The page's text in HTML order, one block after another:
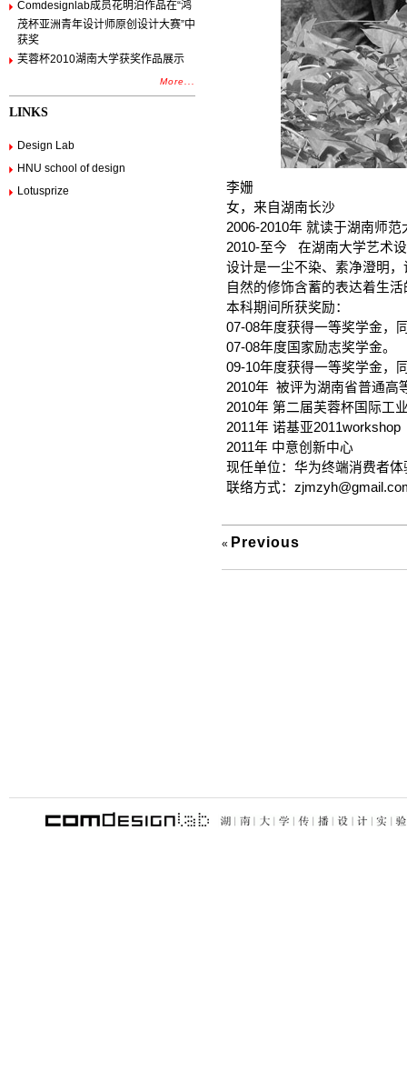
Comdesignlab成员花明泊作品在“鸿
茂杯亚洲青年设计师原创设计大赛”中
获奖
芙蓉杯2010湖南大学获奖作品展示
More...
LINKS
Design Lab
HNU school of design
Lotusprize
李姗
女，来自湖南长沙
2006-2010年 就读于湖南师范
2010-至今 在湖南大学艺术
设计是一尘不染、素净澄明
自然的修饰含蓄的表达着生
本科期间所获奖励：
07-08年度获得一等奖学金，
07-08年度国家励志奖学金。
09-10年度获得一等奖学金，
2010年 被评为湖南省普通高
2010年 第二届芙蓉杯国际工
2011年 诺基亚2011workshop
2011年 中意创新中心
现任单位：华为终端消费者体
联络方式：
« Previous